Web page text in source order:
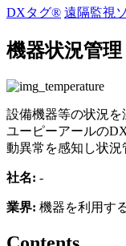
DXタグ® 遠隔監視
機器状況管理
設備機器等の状況
ユーピーアールの
動異常を感知し状況
社名: -
業界: 機器を利用す